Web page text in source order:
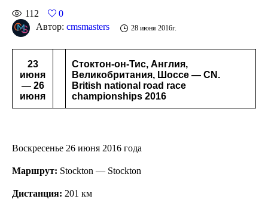
112
0
Автор: cmsmasters 28 июня 2016г.
23
июня
— 26
июня
Стоктон-он-Тис, Англия,
Великобритания, Шоссе — CN.
British national road race
championships 2016
Воскресенье 26 июня 2016 года
Маршрут: Stockton — Stockton
Дистанция: 201 км